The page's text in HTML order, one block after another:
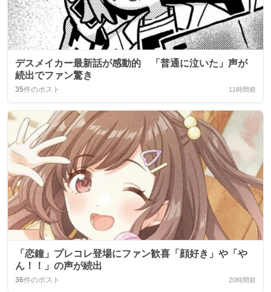
デスメイカー最新話が感動的 「普通に泣いた」声が
続出でファン驚き
35件のポスト 11時間前
「恋鐘」プレコレ登場にファン歓喜「顔好き」や「や
ん！！」の声が続出
36件のポスト 20時間前